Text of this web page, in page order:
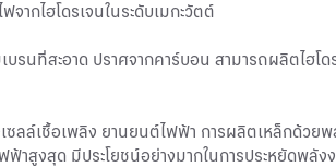
ากไฮโดรเจนในระดับเมกะวัตต์
รนที่สะอาด ปราศจากคาร์บอน สามารถผลิตไฮ
ลล์เชื้อเพลิง ยานยนต์ไฟฟ้า การผลิตเหล็กด้วย
าสูงสุด มีประโยชน์อย่างมากในการประหยัดพลัง